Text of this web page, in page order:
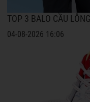
TOP 3 BALO CẦU
04-08-2026 16:06